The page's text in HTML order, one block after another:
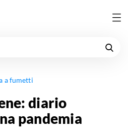
a fumetti
diario
pandemia